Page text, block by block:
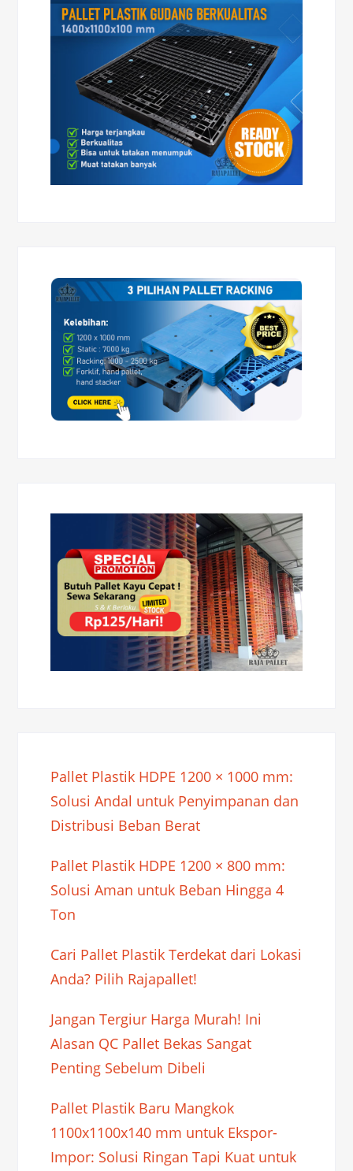
Pallet Plastik HDPE 1200 × 1000 mm:
Solusi Andal untuk Penyimpanan dan
Distribusi Beban Berat
Pallet Plastik HDPE 1200 × 800 mm:
Solusi Aman untuk Beban Hingga 4
Ton
Cari Pallet Plastik Terdekat dari Lokasi
Anda? Pilih Rajapallet!
Jangan Tergiur Harga Murah! Ini
Alasan QC Pallet Bekas Sangat
Penting Sebelum Dibeli
Pallet Plastik Baru Mangkok
1100x1100x140 mm untuk Ekspor-
Impor: Solusi Ringan Tapi Kuat untuk